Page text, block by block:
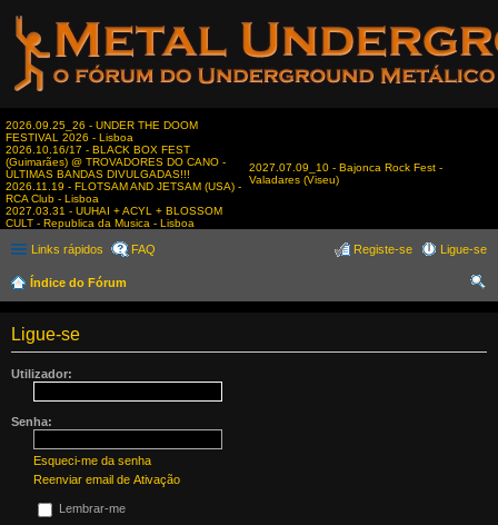
2026.09.25_26 - UNDER THE DOOM
FESTIVAL 2026 - Lisboa
2026.10.16/17 - BLACK BOX FEST
(Guimarães) @ TROVADORES DO CANO -
ÚLTIMAS BANDAS DIVULGADAS!!!
2026.11.19 - FLOTSAM AND JETSAM (USA) -
RCA Club - Lisboa
2027.03.31 - UUHAI + ACYL + BLOSSOM
CULT - Republica da Musica - Lisboa
2027.07.09_10 - Bajonca Rock Fest -
Valadares (Viseu)
Links rápidos FAQ Ligue-se
Registe-se
Índice do Fórum
Ligue-se
Utilizador:
Senha:
Esqueci-me da senha
Reenviar email de Ativação
Lembrar-me